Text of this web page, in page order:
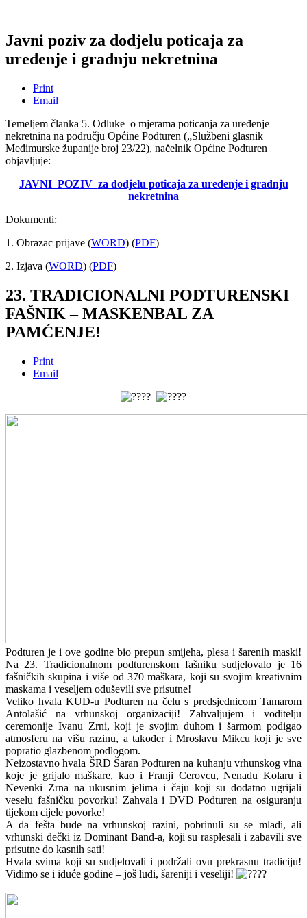
Javni poziv za dodjelu poticaja za
uređenje i gradnju nekretnina
Print
Email
Temeljem članka 5. Odluke o mjerama poticanja za uređenje
nekretnina na području Općine Podturen („Službeni glasnik
Međimurske županije broj 23/22), načelnik Općine Podturen
objavljuje:
JAVNI POZIV za dodjelu poticaja za uređenje i gradnju
nekretnina
Dokumenti:
1. Obrazac prijave (WORD) (PDF)
2. Izjava (WORD) (PDF)
23. TRADICIONALNI PODTURENSKI
FAŠNIK – MASKENBAL ZA
PAMĆENJE!
Print
Email
Podturen je i ove godine bio prepun smijeha, plesa i šarenih maski!
Na 23. Tradicionalnom podturenskom fašniku sudjelovalo je 16
fašničkih skupina i više od 370 maškara, koji su svojim kreativnim
maskama i veseljem oduševili sve prisutne!
Veliko hvala KUD-u Podturen na čelu s predsjednicom Tamarom
Antolašić na vrhunskoj organizaciji! Zahvaljujem i voditelju
ceremonije Ivanu Zrni, koji je svojim duhom i šarmom podigao
atmosferu na višu razinu, a također iMroslavu Mikcukoji je sve
popratio glazbenom podlogom.
Neizostavno hvala ŠRD Šaran Podturen na kuhanju vrhunskog vina
koje je grijalo maškare, kao i Franji Cerovcu, Nenadu Kolaru i
Nevenki Zrna na ukusnim jelima i čaju koji su dodatno ugrijali
veselu fašničku povorku! Zahvala i DVD Podturen na osiguranju
tijekom cijele povorke!
A da fešta bude na vrhunskoj razini, pobrinuli su se mladi, ali
vrhunski dečki iz Dominant Band-a, koji su rasplesali i zabavili sve
prisutne do kasnih sati!
Hvala svima koji su sudjelovali i podržali ovu prekrasnu tradiciju!
Vidimo se i iduće godine – još luđi, šareniji i veseliji!